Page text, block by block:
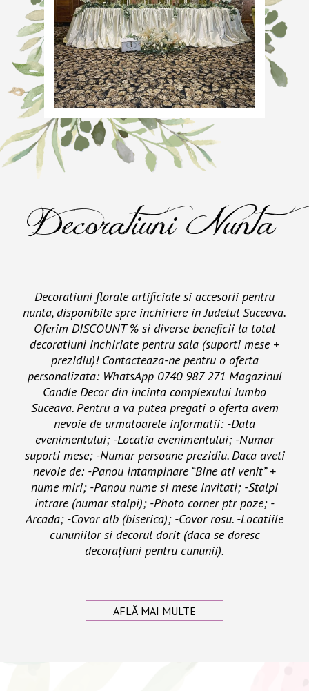
Decoratiuni Nunta
Decoratiuni florale artificiale si accesorii pentru
nunta, disponibile spre inchiriere in Judetul Suceava.
Oferim DISCOUNT % si diverse beneficii la total
decoratiuni inchiriate pentru sala (suporti mese +
prezidiu)! Contacteaza-ne pentru o oferta
personalizata: WhatsApp 0740 987 271 Magazinul
Candle Decor din incinta complexului Jumbo
Suceava. Pentru a va putea pregati o oferta avem
nevoie de urmatoarele informatii: -Data
evenimentului; -Locatia evenimentului; -Numar
suporti mese; -Numar persoane prezidiu. Daca aveti
nevoie de: -Panou intampinare “Bine ati venit” +
nume miri; -Panou nume si mese invitati; -Stalpi
intrare (numar stalpi); -Photo corner ptr poze; -
Arcada; -Covor alb (biserica); -Covor rosu. -Locatiile
cununiilor si decorul dorit (daca se doresc
decorațiuni pentru cununii).
AFLĂ MAI MULTE